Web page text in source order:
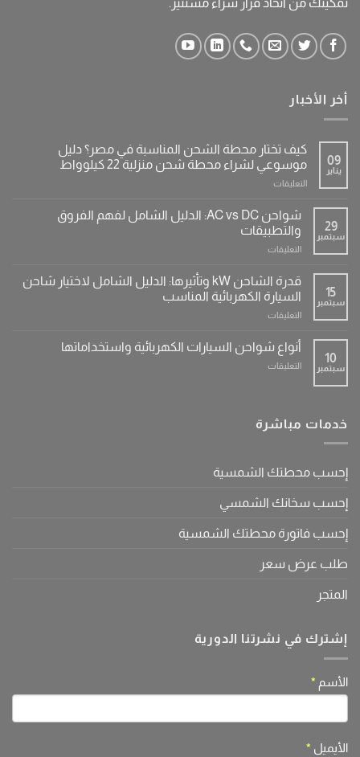
تمكينك من اتخاذ قرار شراء مستنير.
أخر الأخبار
09
يناير
كيف تختار محطة الشحن المناسبة في مصر؟ دليل
موسوعي لشراء محطة شحن منزلية 22 كيلوواط
التعليقات
محطة
الشحن
المناسبة
مصر؟
دليل
موسوعي
لشراء
شحن
29
سبتمبر
شواحن AC vs DC: الدليل الشامل لفهم الفروق
والتطبيقات
التعليقات
AC
DC:
لفهم
الفروق
15
سبتمبر
قدرة الشاحن kW وتأثيرها: الدليل الشامل لاختيار شاحن
السيارة الكهربائية المناسب
التعليقات
الشاحن
kW
شاحن
مغلقة
10
سبتمبر
أنواع شواحن السيارات الكهربائية واستخداماتها
التعليقات
الكهربائية
واستخداماتها
خدمات مباشرة
إحسب محطتك الشمسية
إحسب سخانك الشمسي
إحسب فاتورة محطتك الشمسية
طلب عرض سعر
المتجر
إشترك في نشرتنا الدورية
النشرة
الأسم *
الأيميل *
If
you
are